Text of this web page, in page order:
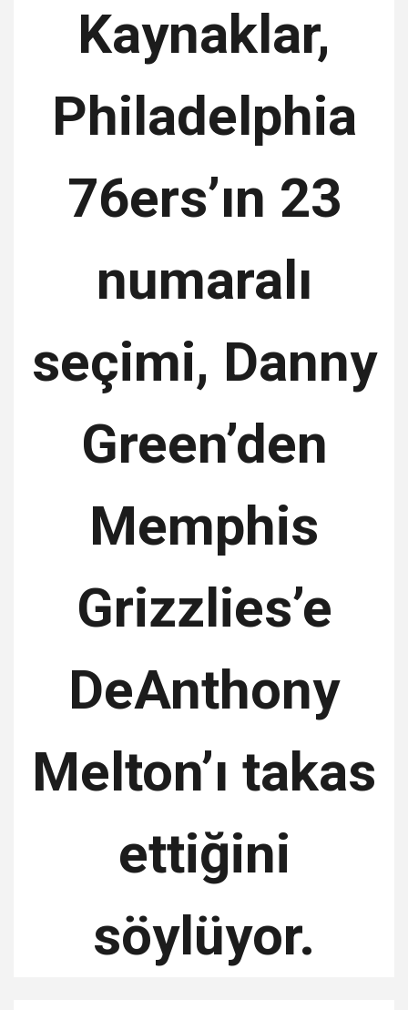
Kaynaklar,
Philadelphia
76ers’ın 23
numaralı
seçimi, Danny
Green’den
Memphis
Grizzlies’e
DeAnthony
Melton’ı takas
ettiğini
söylüyor.